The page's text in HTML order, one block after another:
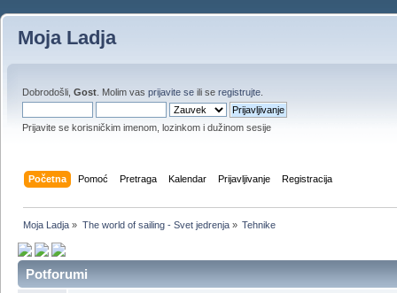
Moja Ladja
Dobrodošli, Gost . Molim vas prijavite se ili se registrujte
Prijavite se korisničkim imenom, lozinkom i dužinom sesije
Početna Pomoć Pretraga Kalendar Prijavljivanje Registracija
Moja Ladja » The world of sailing - Svet jedrenja» Tehnike
Potforumi